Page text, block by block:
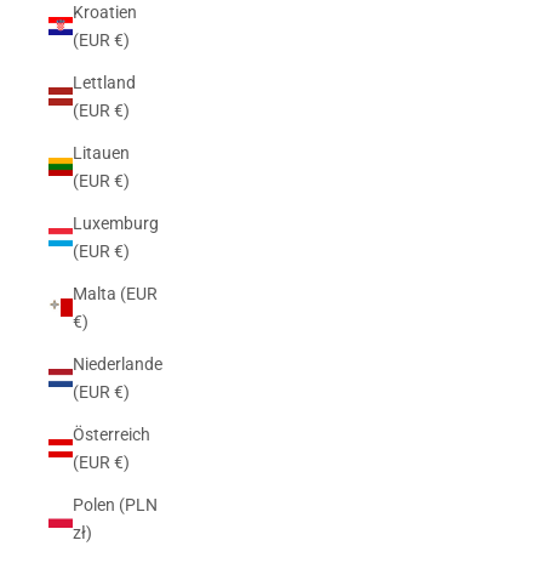
Kroatien
(EUR €)
Lettland
(EUR €)
Litauen
(EUR €)
Luxemburg
(EUR €)
Malta (EUR
€)
Niederlande
(EUR €)
Österreich
(EUR €)
Polen (PLN
zł)